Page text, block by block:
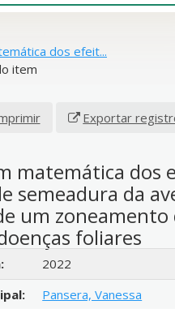
dos efeit...
item
Exportar
matemática dos
semeadura da
um zoneamento
foliares
2022
Pansera, Vanessa